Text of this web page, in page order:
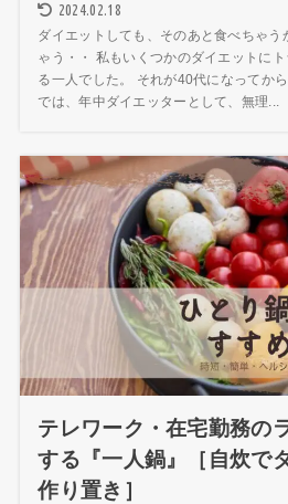
2024.02.18
ダイエットしても、そのあと食べちゃう
ゃう・・ 私もいくつかのダイエットに
る一人でした。 それが40代になってか
では、年中ダイエッターとして、無理...
テレワーク・在宅勤務の
する『一人鍋』［自炊で
作り置き］